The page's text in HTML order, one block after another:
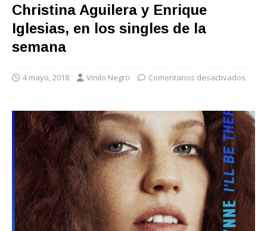
Christina Aguilera y Enrique
Iglesias, en los singles de la
semana
4 mayo, 2018 Vinilo Negro Comentarios desactivados